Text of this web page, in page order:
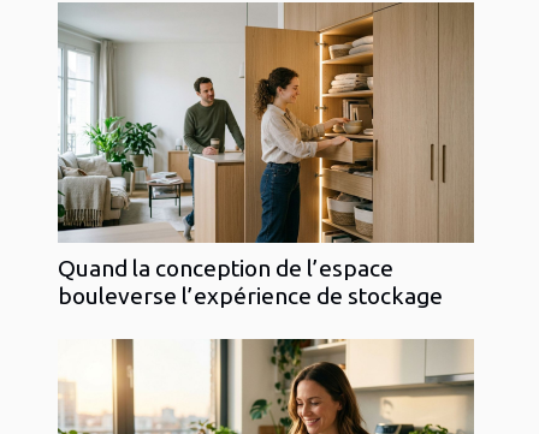
Quand la conception de l’espace
bouleverse l’expérience de stockage